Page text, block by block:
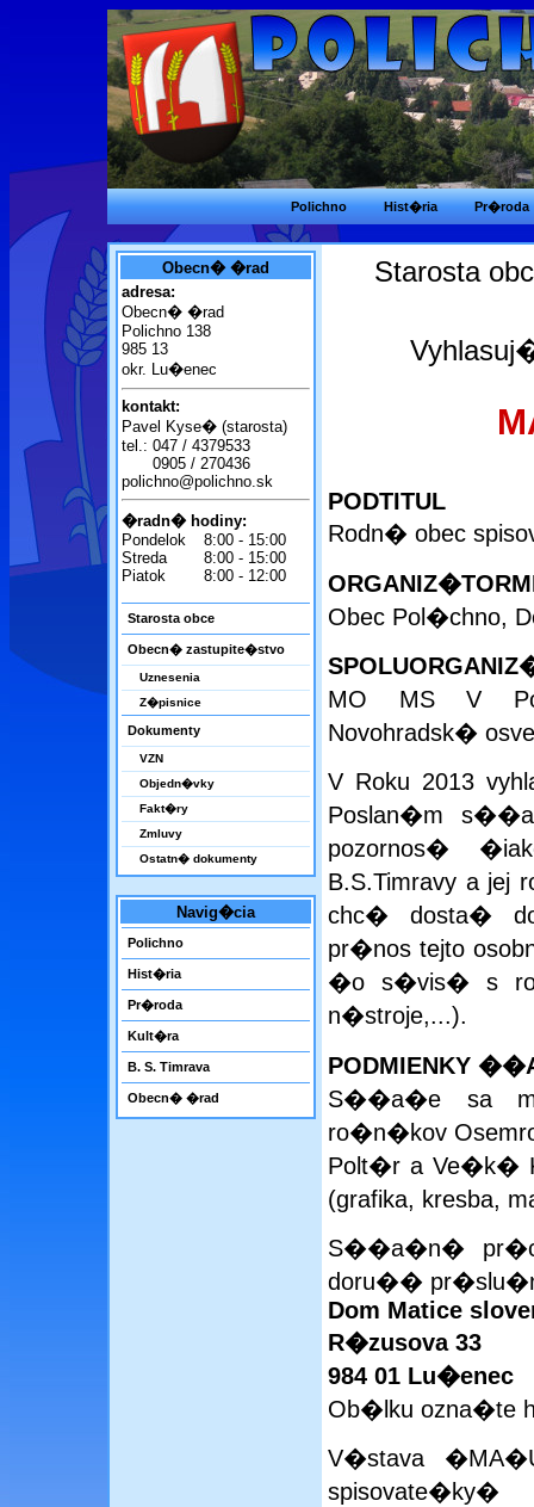
Polichno Hist�ria Pr�roda
Obecn� �rad
adresa:
Obecn� �rad
Polichno 138
985 13
okr. Lu�enec
kontakt:
Pavel Kyse� (starosta)
tel.: 047 / 4379533
0905 / 270436
polichno@polichno.sk
�radn� hodiny:
Pondelok
8:00 - 15:00
Streda
8:00 - 15:00
Piatok
8:00 - 12:00
Starosta obce
Obecn� zastupite�stvo
Uznesenia
Z�pisnice
Dokumenty
VZN
Objedn�vky
Fakt�ry
Zmluvy
Ostatn� dokumenty
Navig�cia
Polichno
Hist�ria
Pr�roda
Kult�ra
B. S. Timrava
Obecn� �rad
Starosta
PODTITUL
Rodn� obec
Obec Pol�chno,
MO MS V
Novohradsk�
V Roku 2013
Poslan�m
pozornos�
B.S.Timravy a jej
chc� dosta�
pr�nos tejto
�o s�vis� s
n�stroje,...).
PODMIENKY
S��a�e sa
ro�n�kov
Polt�r a Ve�k�
(grafika, kresba,
S��a�n�
doru��
Dom Matice
R�zusova 33
984 01 Lu�enec
Ob�lku ozna�te
V�stava